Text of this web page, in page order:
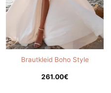
Brautkleid Boho Style
261.00€